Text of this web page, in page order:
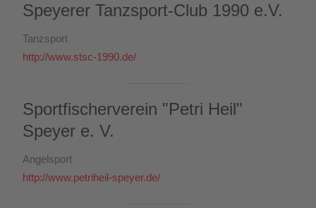
Speyerer Tanzsport-Club 1990 e.V.
Tanzsport
http://www.stsc-1990.de/
Sportfischerverein "Petri Heil"
Speyer e. V.
Angelsport
http://www.petriheil-speyer.de/